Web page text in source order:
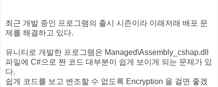
최근 개발 중인 프로그램의 출시 시즌이라 이래저래 배포 문
제를 해결하고 있다.
유니티로 개발한 프로그램은 Managed\Assembly_cshap.dll
파일에 C#으로 짠 코드 대부분이 쉽게 보이게 되는 문제가 있
다.
쉽게 코드를 보고 변조할 수 없도록 Encryption 을 걸면 좋겠